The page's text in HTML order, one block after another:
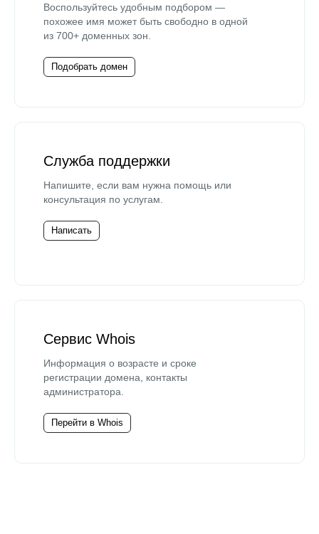
Воспользуйтесь удобным подбором —
похожее имя может быть свободно в одной
из 700+ доменных зон.
Подобрать домен
Служба поддержки
Напишите, если вам нужна помощь или
консультация по услугам.
Написать
Сервис Whois
Информация о возрасте и сроке
регистрации домена, контакты
администратора.
Перейти в Whois